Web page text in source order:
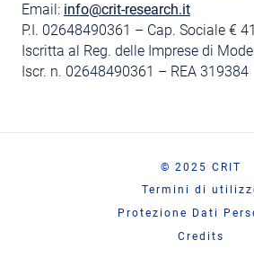
Email: info@crit-research.it
P.I. 02648490361 – Cap. Sociale €
Iscritta al Reg. delle Imprese di
Iscr. n. 02648490361 – REA 319384
© 2025 CRIT
Termini di
Protezione Dati
Credits